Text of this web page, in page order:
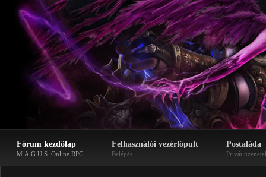
Fórum kezdőlap
M.A.G.U.S. Online RPG
Felhasználói vezérlőpult
Belépés
Postaláda
Privát